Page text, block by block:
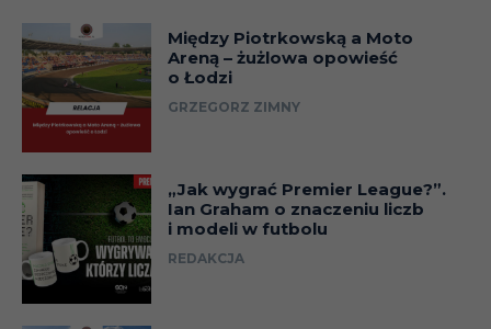
Między Piotrkowską a Moto
Areną – żużlowa opowieść
o Łodzi
GRZEGORZ ZIMNY
„Jak wygrać Premier League?”.
Ian Graham o znaczeniu liczb
i modeli w futbolu
REDAKCJA